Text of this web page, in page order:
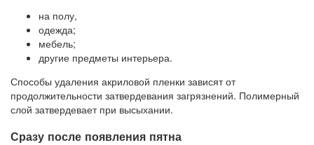
на полу,
одежда;
мебель;
другие предметы интерьера.
Способы удаления акриловой пленки зависят от
продолжительности затвердевания загрязнений. Полимерный
слой затвердевает при высыхании.
Сразу после появления пятна